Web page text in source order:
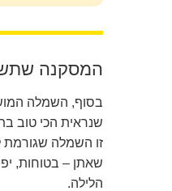
המסקנה
בסוף, השמלה
שנראית הכי טוב
זו השמלה שגורמת
שאתן – בטוחות,
הלילה.